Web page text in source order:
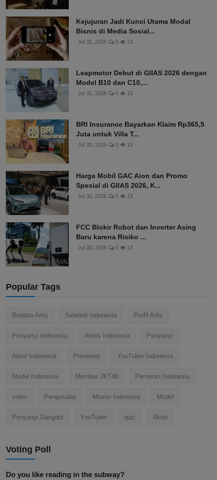
Kejujuran Jadi Kunci Utama Modal
Bisnis di Media Sosial...
Jul 31, 2026 0 13
Leapmotor Debut di GIIAS 2026 dengan
Model B10 dan C10,...
Jul 31, 2026 0 13
BRI Insurance Bayarkan Klaim Rp365,5
Juta untuk Villa T...
Jul 30, 2026 0 13
Harga Mobil GAC Aion dan Promo
Spesial di GIIAS 2026, K...
Jul 30, 2026 0 13
FCC Blokir Robot dan Inverter Asing
Baru karena Risiko ...
Jul 30, 2026 0 13
Popular Tags
Biodata Artis Selebriti Indonesia Profil Artis
Penyanyi Indonesia Aktris Indonesia Penyanyi
Aktor Indonesia Presenter YouTuber Indonesia
Model Indonesia Member JKT48 Pemeran Indonesia
video Pengusaha Musisi Indonesia Model
Penyanyi Dangdut YouTuber quiz Aktor
Voting Poll
Do you like reading in the subway?